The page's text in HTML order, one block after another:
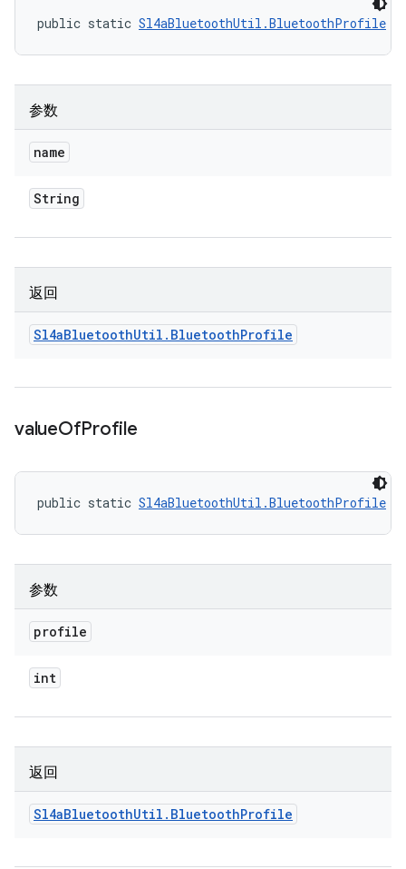
public static Sl4aBluetoothUtil.BluetoothProfile
参数
name
String
返回
Sl4aBluetoothUtil . BluetoothProfile
valueOfProfile
public static Sl4aBluetoothUtil.BluetoothProfile
参数
profile
int
返回
Sl4aBluetoothUtil . BluetoothProfile